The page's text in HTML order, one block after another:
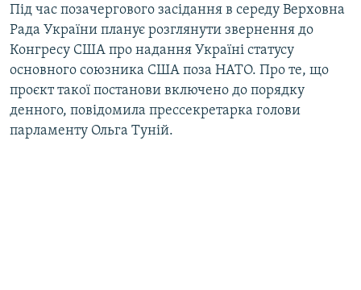
УКР
КТАТ
ДОЛУЧАЙСЯ!
Під час позачергового засідання в середу Верховна
Рада України планує розглянути звернення до
Конгресу США про надання Україні статусу
основного союзника США поза НАТО. Про те, що
проєкт такої постанови включено до порядку
денного, повідомила прессекретарка голови
парламенту Ольга Туній.